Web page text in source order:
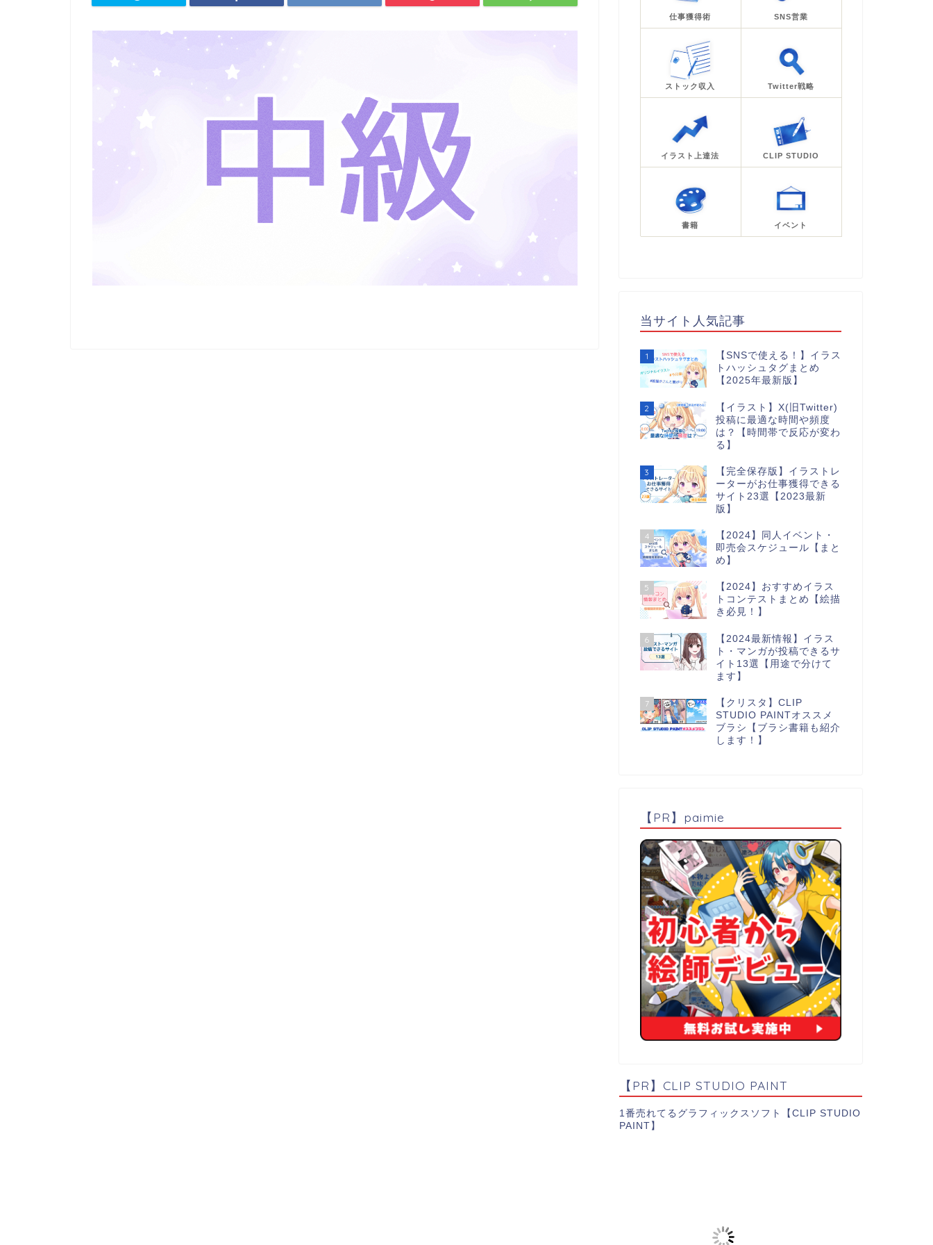
仕事獲得術 SNS営業
ストック収入 Twitter戦略
イラスト上達法 CLIP STUDIO
書籍 イベント
当サイト人気記事
1
【SNSで使える！】イラス
トハッシュタグまとめ
【2025年最新版】
2
【イラスト】X(旧Twitter)
投稿に最適な時間や頻度
は？【時間帯で反応が変わ
る】
3
【完全保存版】イラストレ
ーターがお仕事獲得できる
サイト23選【2023最新
版】
4
【2024】同人イベント・
即売会スケジュール【まと
め】
5
【2024】おすすめイラス
トコンテストまとめ【絵描
き必見！】
6
【2024最新情報】イラス
ト・マンガが投稿できるサ
イト13選【用途で分けて
ます】
7
【クリスタ】CLIP
STUDIO PAINTオススメ
ブラシ【ブラシ書籍も紹介
します！】
【PR】paimie
【PR】CLIP STUDIO PAINT
1番売れてるグラフィックスソフト【CLIP STUDIO
PAINT】